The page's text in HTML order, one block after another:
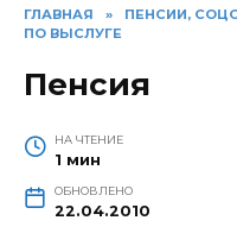
ГЛАВНАЯ » ПЕНСИИ,
ПО ВЫСЛУГЕ
Пенсия
НА ЧТЕНИЕ
1 мин
ОБНОВЛЕНО
22.04.2010